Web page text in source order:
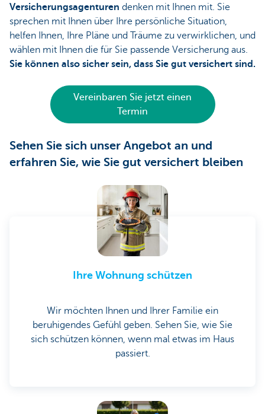
Versicherungsagenturen denken mit Ihnen mit. Sie
sprechen mit Ihnen über Ihre persönliche Situation,
helfen Ihnen, Ihre Pläne und Träume zu verwirklichen, und
wählen mit Ihnen die für Sie passende Versicherung aus.
Sie können also sicher sein, dass Sie gut versichert sind.
Vereinbaren Sie jetzt einen
Termin
Sehen Sie sich unser Angebot an und
erfahren Sie, wie Sie gut versichert bleiben
Ihre Wohnung schützen
Wir möchten Ihnen und Ihrer Familie ein
beruhigendes Gefühl geben. Sehen Sie, wie Sie
sich schützen können, wenn mal etwas im Haus
passiert.